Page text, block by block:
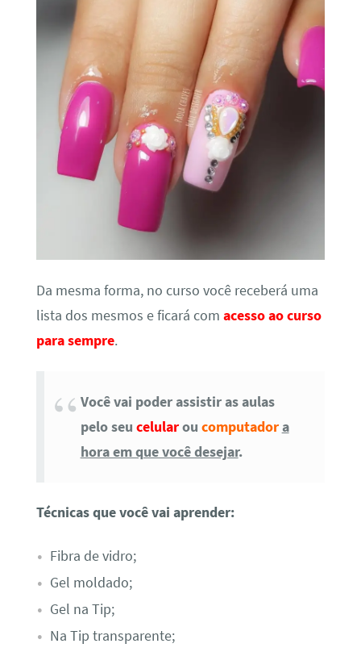
Da mesma forma, no curso você receberá uma
lista dos mesmos e ficará com acesso ao curso
para sempre.
Você vai poder assistir as aulas
pelo seu celularou computador a
hora em que você desejar.
Técnicas que você vai aprender:
Fibra de vidro;
Gel moldado;
Gel na Tip;
Na Tip transparente;